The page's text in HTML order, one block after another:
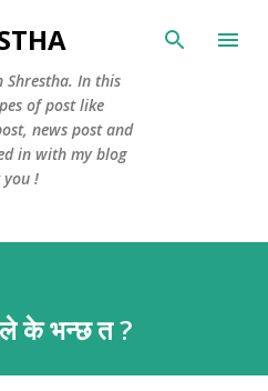
content
Shrestha. In this
of post like
news post and
in with my blog
!
के भन्छ त ?